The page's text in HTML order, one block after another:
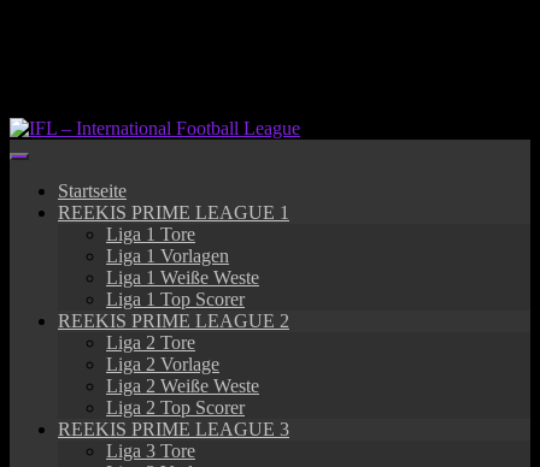
Startseite
REEKIS PRIME LEAGUE 1
Liga 1 Tore
Liga 1 Vorlagen
Liga 1 Weiße Weste
Liga 1 Top Scorer
REEKIS PRIME LEAGUE 2
Liga 2 Tore
Liga 2 Vorlage
Liga 2 Weiße Weste
Liga 2 Top Scorer
REEKIS PRIME LEAGUE 3
Liga 3 Tore